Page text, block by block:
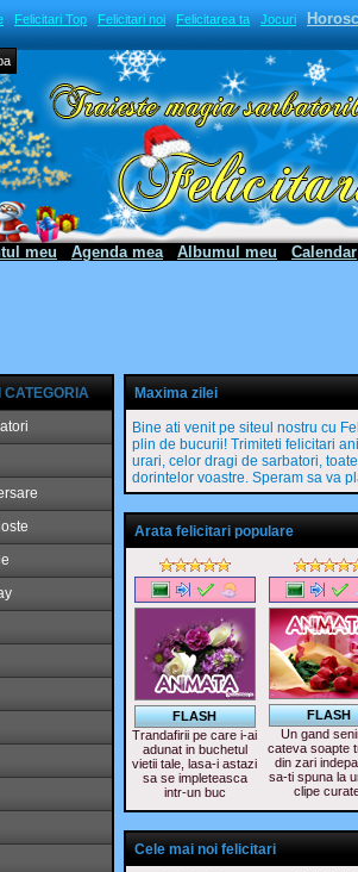
Felicitari Top Felicitari noi Felicitarea ta Jocuri
meu Agenda mea Albumul meu Calendar
CATEGORIA
Maxima zilei
Bine ati venit pe siteul nostru cu
plin de bucurii! Trimiteti felicitari
urari, celor dragi de sarbatori,
dorintelor voastre. Speram sa va
Arata felicitari populare
FLASH
Trandafirii pe care i-ai
adunat in buchetul
vietii tale, lasa-i astazi
sa se impleteasca
intr-un buc
FLASH
Un gand
cateva soapte
din zari
sa-ti spuna la
clipe
Cele mai noi felicitari